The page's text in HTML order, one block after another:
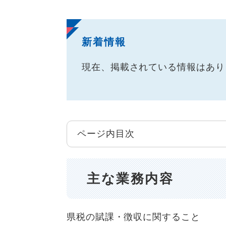
新着情報
現在、掲載されている情報はあ
ページ内目次
主な業務内容
県税の賦課・徴収に関すること